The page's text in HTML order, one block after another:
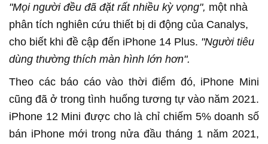
"Mọi người đều đã đặt rất nhiều kỳ vọng", một nhà
phân tích nghiên cứu thiết bị di động của Canalys,
cho biết khi đề cập đến iPhone 14 Plus. "Người tiêu
dùng thường thích màn hình lớn hơn".
Theo các báo cáo vào thời điểm đó, iPhone Mini
cũng đã ở trong tình huống tương tự vào năm 2021.
iPhone 12 Mini được cho là chỉ chiếm 5% doanh số
bán iPhone mới trong nửa đầu tháng 1 năm 2021,